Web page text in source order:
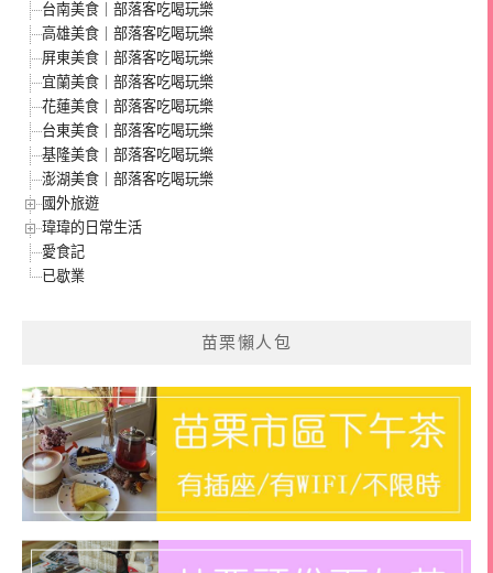
台南美食｜部落客吃喝玩樂
高雄美食｜部落客吃喝玩樂
屏東美食｜部落客吃喝玩樂
宜蘭美食｜部落客吃喝玩樂
花蓮美食｜部落客吃喝玩樂
台東美食｜部落客吃喝玩樂
基隆美食｜部落客吃喝玩樂
澎湖美食｜部落客吃喝玩樂
國外旅遊
瑋瑋的日常生活
愛食記
已歇業
苗栗懶人包